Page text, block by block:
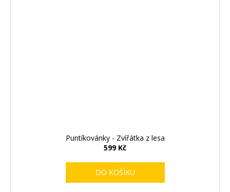
Puntíkovánky - Zvířátka z lesa
599 Kč
DO KOŠÍKU